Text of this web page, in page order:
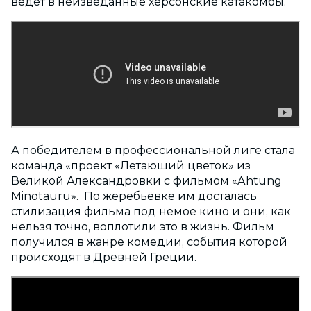
А победителем в профессиональной лиге стала
команда «проект «Летающий цветок» из
Великой Александровки с фильмом «Ahtung
Minotauru». По жеребьёвке им досталась
стилизация фильма под немое кино и они, как
нельзя точно, воплотили это в жизнь. Фильм
получился в жанре комедии, события которой
происходят в Древней Греции.